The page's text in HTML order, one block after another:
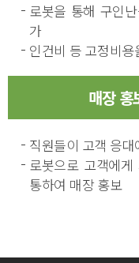
로봇을 통해 구인
가
인건비 등 고정비
매장 홍
직원들이 고객 응대
로봇으로 고객에
통하여 매장 홍보